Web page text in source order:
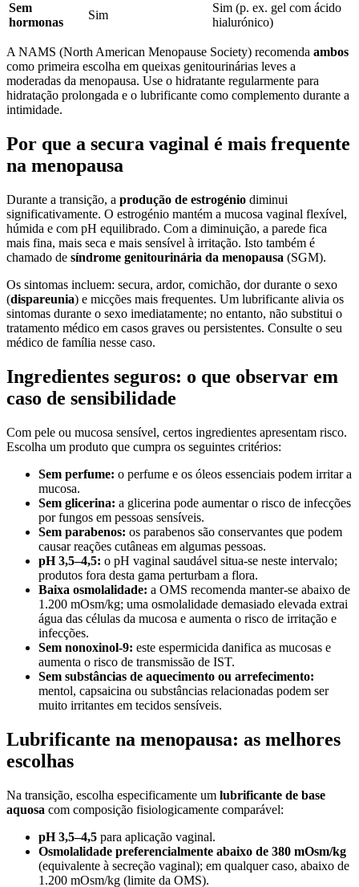
Sem
hormonas
Sim
Sim (p. ex. gel com ácido
hialurónico)
A NAMS (North American Menopause Society) recomenda ambos
como primeira escolha em queixas genitourinárias leves a
moderadas da menopausa. Use o hidratante regularmente para
hidratação prolongada e o lubrificante como complemento durante a
intimidade.
Por que a secura vaginal é mais frequente
na menopausa
Durante a transição, a produção de estrogénio diminui
significativamente. O estrogénio mantém a mucosa vaginal flexível,
húmida e com pH equilibrado. Com a diminuição, a parede fica
mais fina, mais seca e mais sensível à irritação. Isto também é
chamado de síndrome genitourinária da menopausa (SGM).
Os sintomas incluem: secura, ardor, comichão, dor durante o sexo
(dispareunia) e micções mais frequentes. Um lubrificante alivia os
sintomas durante o sexo imediatamente; no entanto, não substitui o
tratamento médico em casos graves ou persistentes. Consulte o seu
médico de família nesse caso.
Ingredientes seguros: o que observar em
caso de sensibilidade
Com pele ou mucosa sensível, certos ingredientes apresentam risco.
Escolha um produto que cumpra os seguintes critérios:
Sem perfume: o perfume e os óleos essenciais podem irritar a
mucosa.
Sem glicerina: a glicerina pode aumentar o risco de infecções
por fungos em pessoas sensíveis.
Sem parabenos: os parabenos são conservantes que podem
causar reações cutâneas em algumas pessoas.
pH 3,5–4,5: o pH vaginal saudável situa-se neste intervalo;
produtos fora desta gama perturbam a flora.
Baixa osmolalidade: a OMS recomenda manter-se abaixo de
1.200 mOsm/kg; uma osmolalidade demasiado elevada extrai
água das células da mucosa e aumenta o risco de irritação e
infecções.
Sem nonoxinol-9: este espermicida danifica as mucosas e
aumenta o risco de transmissão de IST.
Sem substâncias de aquecimento ou arrefecimento:
mentol, capsaicina ou substâncias relacionadas podem ser
muito irritantes em tecidos sensíveis.
Lubrificante na menopausa: as melhores
escolhas
Na transição, escolha especificamente um lubrificante de base
aquosa com composição fisiologicamente comparável:
pH 3,5–4,5 para aplicação vaginal.
Osmolalidade preferencialmente abaixo de 380 mOsm/kg
(equivalente à secreção vaginal); em qualquer caso, abaixo de
1.200 mOsm/kg (limite da OMS).